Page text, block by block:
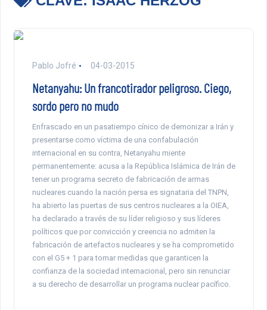
Pablo Jofré 04-03-2015
Netanyahu: Un francotirador peligroso. Ciego,
sordo pero no mudo
Enfrascado en un pasatiempo cínico de demonizar a Irán y
presentarse como víctima de una confabulación
internacional en su contra, Netanyahu miente
permanentemente: acusa a la República Islámica de Irán de
tener un programa secreto de fabricación de armas
nucleares cuando la nación persa es signataria del TNPN,
ha abierto las puertas de sus centros nucleares a la OIEA,
ha declarado a través de su líder religioso y sus líderes
políticos que por convicción y creencia no admiten la
fabricación de artefactos nucleares y se ha comprometido
con el G5 + 1 para tomar medidas que garanticen la
confianza de la sociedad internacional, pero sin renunciar
a su derecho de desarrollar un programa nuclear pacífico.